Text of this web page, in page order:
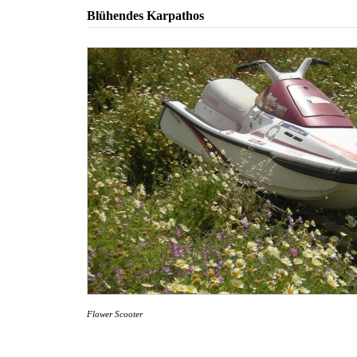
Blühendes Karpathos
Flower Scooter